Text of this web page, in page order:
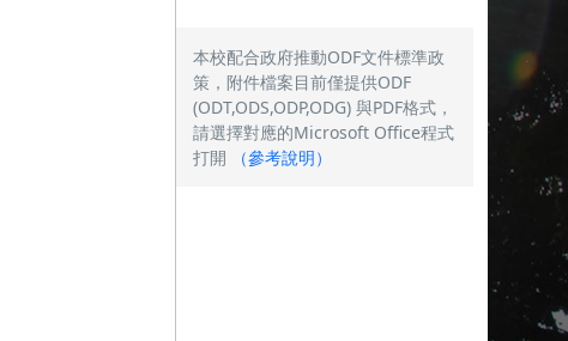
本校配合政府推動ODF文件標準政
策，附件檔案目前僅提供ODF
(ODT,ODS,ODP,ODG) 與PDF格式，
請選擇對應的Microsoft Office程式
打開
（參考說明）